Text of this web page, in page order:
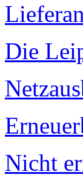
Die
Nicht